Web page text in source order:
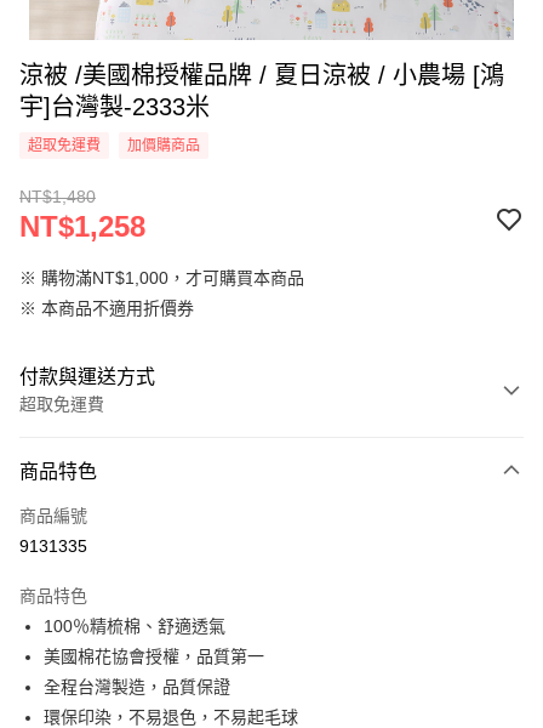
涼被 /美國棉授權品牌 / 夏日涼被 / 小農場 [鴻
宇]台灣製-2333米
超取免運費 加價購商品
NT$1,480
NT$1,258
※ 購物滿NT$1,000，才可購買本商品
※ 本商品不適用折價券
付款與運送方式
超取免運費
信用卡一次付款
超商取貨付款
Apple Pay
悠遊付
Google Pay
商品特色
商品編號
9131335
商品特色
100％精梳棉、舒適透氣
美國棉花協會授權，品質第一
全程台灣製造，品質保證
環保印染，不易退色，不易起毛球